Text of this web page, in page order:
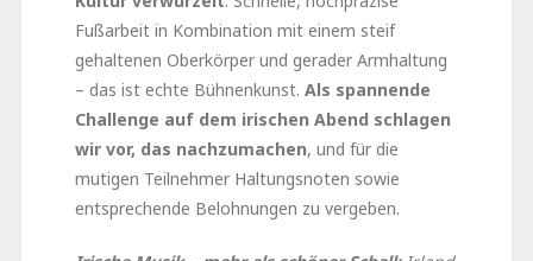
Fußarbeit in Kombination mit einem steif
gehaltenen Oberkörper und gerader Armhaltung
– das ist echte Bühnenkunst. Als spannende
Challenge auf dem irischen Abend schlagen
wir vor, das nachzumachen, und für die
mutigen Teilnehmer Haltungsnoten sowie
entsprechende Belohnungen zu vergeben.